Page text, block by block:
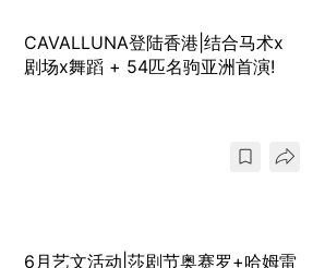
CAVALLUNA登陆香港|结合马术x
剧场x舞蹈 + 54匹名驹亚洲首演!
6月艺文活动|莎剧节奥赛罗+哈姆雷